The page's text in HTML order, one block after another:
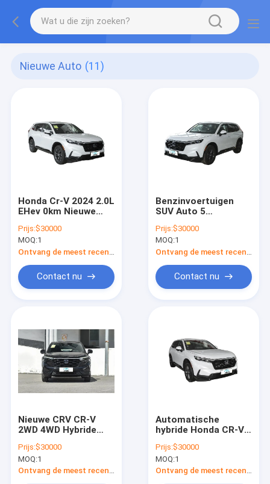
Nieuwe Auto (11)
Honda Cr-V 2024 2.0L
EHev 0km Nieuwe
Gasoline Electric
Hybrid SUV Honda Cr-
V
Prijs:$30000
MOQ:1
Contact nu
Benzinvoertuigen
SUV Auto 5
auto met Honda CRV
Prijs:$30000
MOQ:1
Contact nu
Nieuwe CRV CR-V
2WD 4WD Hybride
Prijs:$30000
MOQ:1
Automatische
hybride Honda CR-V
auto's Elektrische
auto's Voor Honda
CR V 5 zitplaatsen 7
Prijs:$30000
MOQ:1